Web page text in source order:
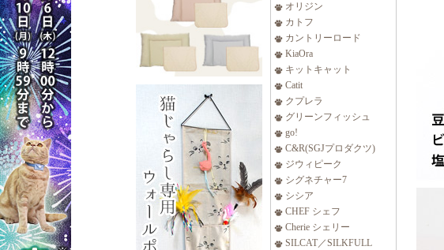
オリジン
カトフ
カントリーロード
KiaOra
キットキャット
Catit
クプレラ
グリーンフィッシュ
go!
C&R(SGJプロダクツ)
ジウィピーク
シグネチャー7
シシア
CHEF シェフ
Cherie シェリー
SILCAT／SILKFULL